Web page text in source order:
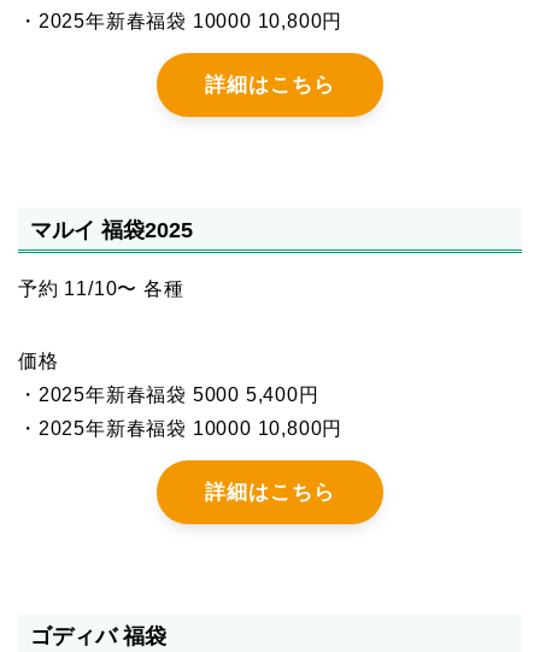
・2025年新春福袋 10000 10,800円
詳細はこちら
マルイ 福袋2025
予約 11/10〜 各種
価格
・2025年新春福袋 5000 5,400円
・2025年新春福袋 10000 10,800円
詳細はこちら
ゴディバ 福袋